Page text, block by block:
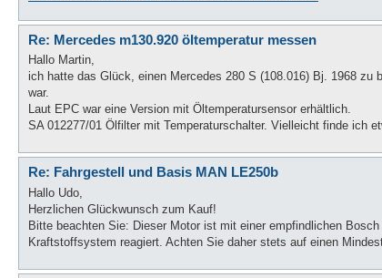
Re: Mercedes m130.920 öltemperatur messen
Hallo Martin,
ich hatte das Glück, einen Mercedes 280 S (108.016) Bj. 1968
war.
Laut EPC war eine Version mit Öltemperatursensor erhältlich.
SA 012277/01 Ölfilter mit Temperaturschalter. Vielleicht finde ich
Re: Fahrgestell und Basis MAN LE250b
Hallo Udo,
Herzlichen Glückwunsch zum Kauf!
Bitte beachten Sie: Dieser Motor ist mit einer empfindlichen
Kraftstoffsystem reagiert. Achten Sie daher stets auf einen